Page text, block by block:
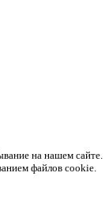
на нашем сайте.
файлов cookie.